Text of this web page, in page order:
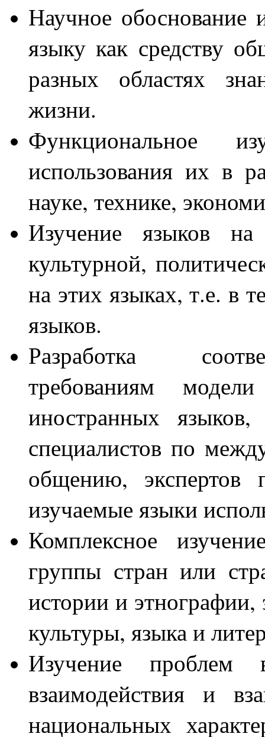
Научное обоснование
языку как средству
разных областях
жизни.
Функциональное
использования их в
науке, технике,
Изучение языков
культурной,
на этих языках, т.е. в
языков.
Разработка
требованиям модели
иностранных языков,
специалистов по
общению,
изучаемые языки
Комплексное
группы стран или
истории и
культуры, языка и
Изучение проблем
взаимодействия и
национальных